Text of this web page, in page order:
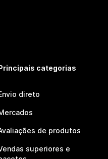
Principais categorias
direto
de produtos
superiores e